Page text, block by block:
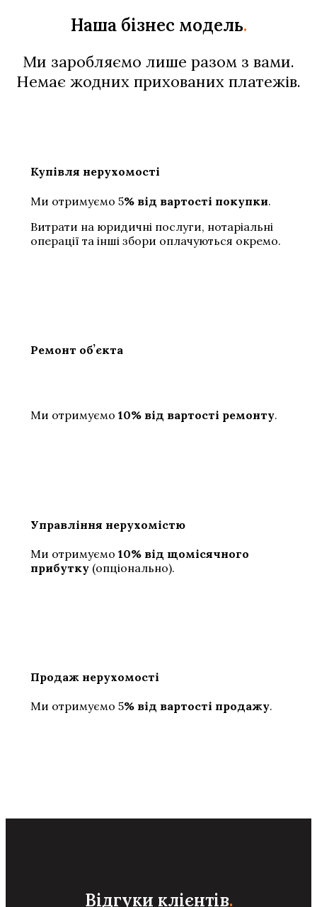
Наша бізнес модель.
Ми заробляємо лише разом з вами.
Немає жодних прихованих платежів.
Купівля нерухомості
Ми отримуємо 5% від вартості покупки.
Витрати на юридичні послуги, нотаріальні
операції та інші збори оплачуються окремо.
Ремонт обʼєкта
Ми отримуємо 10% від вартості ремонту.
Управління нерухомістю
Ми отримуємо 10% від щомісячного
прибутку(опціонально).
Продаж нерухомості
Ми отримуємо 5% від вартості продажу.
Відгуки клієнтів.